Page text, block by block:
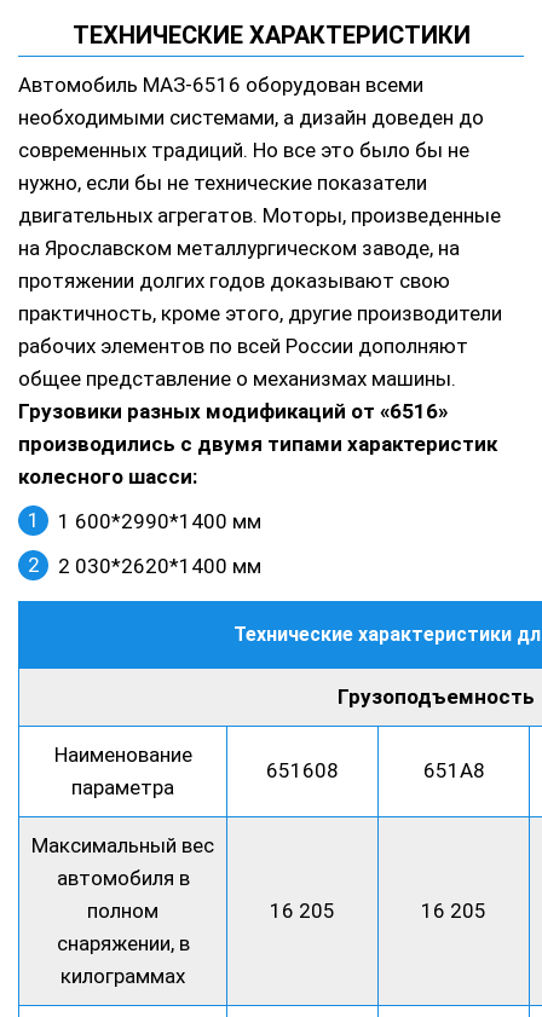
ТЕХНИЧЕСКИЕ ХАРАКТЕРИСТИКИ
Автомобиль МАЗ-6516 оборудован всеми
необходимыми системами, а дизайн доведен до
современных традиций. Но все это было бы не
нужно, если бы не технические показатели
двигательных агрегатов. Моторы, произведенные
на Ярославском металлургическом заводе, на
протяжении долгих годов доказывают свою
практичность, кроме этого, другие производители
рабочих элементов по всей России дополняют
общее представление о механизмах машины.
Грузовики разных модификаций от «6516»
производились с двумя типами характеристик
колесного шасси:
1 600*2990*1400 мм
2 030*2620*1400 мм
Технические характеристики
Грузоподъемность
Наименование
параметра
651608 651А8
Максимальный вес
автомобиля в
полном
снаряжении, в
килограммах
16 205 16 205